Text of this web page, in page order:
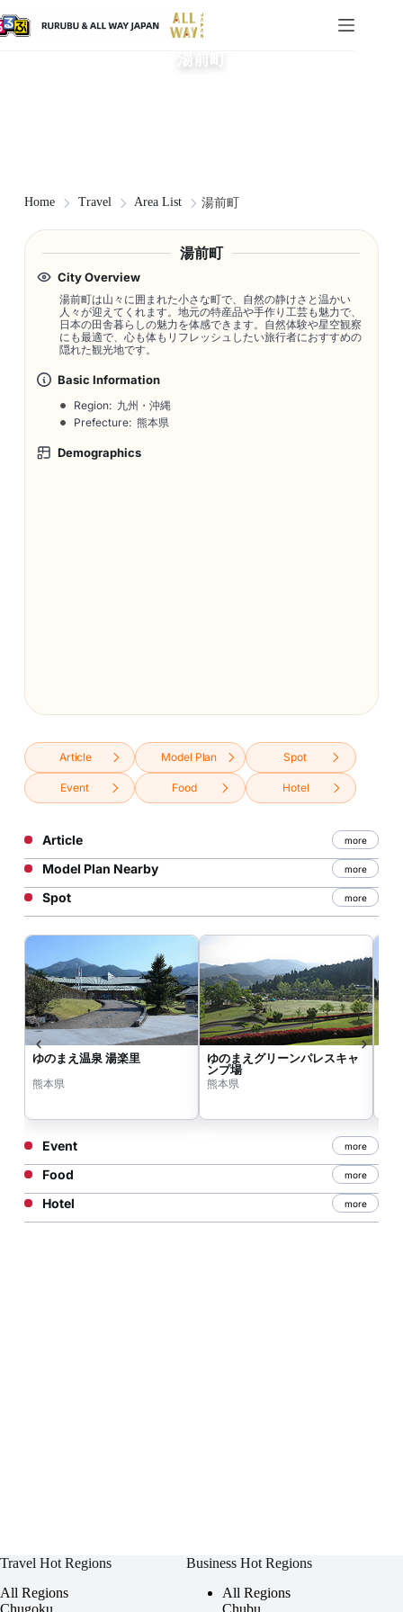
湯前町
Home Travel Area List 湯前町
湯前町
City Overview
湯前町は山々に囲まれた小さな町で、自然の静けさと温かい
人々が迎えてくれます。地元の特産品や手作り工芸も魅力で、
日本の田舎暮らしの魅力を体感できます。自然体験や星空観察
にも最適で、心も体もリフレッシュしたい旅行者におすすめの
隠れた観光地です。
Basic Information
Region: 九州・沖縄
Prefecture: 熊本県
Demographics
Article Model Plan Spot
Event Food Hotel
Article more
Model Plan Nearby more
Spot more
ゆのまえ温泉 湯楽里
熊本県
ゆのまえグリーンパレスキャ
ンプ場
熊本県
Event more
Food more
Hotel more
Travel Hot Regions
All Regions
Business Hot Regions
All Regions